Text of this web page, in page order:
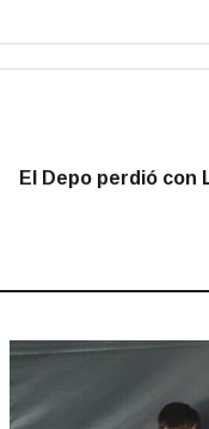
El Depo perdió con